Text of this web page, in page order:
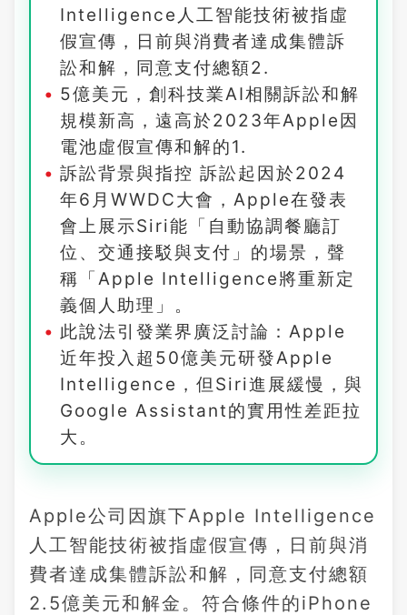
Intelligence人工智能技術被指虛
假宣傳，日前與消費者達成集體訴
訟和解，同意支付總額2.
5億美元，創科技業AI相關訴訟和解
規模新高，遠高於2023年Apple因
電池虛假宣傳和解的1.
訴訟背景與指控 訴訟起因於2024
年6月WWDC大會，Apple在發表
會上展示Siri能「自動協調餐廳訂
位、交通接駁與支付」的場景，聲
稱「Apple Intelligence將重新定
義個人助理」。
此說法引發業界廣泛討論：Apple
近年投入超50億美元研發Apple
Intelligence，但Siri進展緩慢，與
Google Assistant的實用性差距拉
大。
Apple公司因旗下Apple Intelligence
人工智能技術被指虛假宣傳，日前與消
費者達成集體訴訟和解，同意支付總額
2.5億美元和解金。符合條件的iPhone